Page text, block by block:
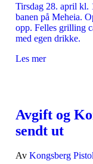
Tirsdag 28. april kl.
banen på Meheia.
opp. Felles grilling
med egen drikke.
Les mer
Avgift og
sendt ut
Av Kongsberg